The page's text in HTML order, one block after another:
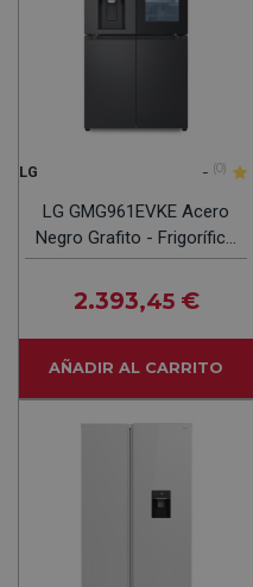
LG - (0)
LG GMG961EVKE Acero
Negro Grafito - Frigorífico
Side By Side No Frost
2.393,45 €
AÑADIR AL CARRITO